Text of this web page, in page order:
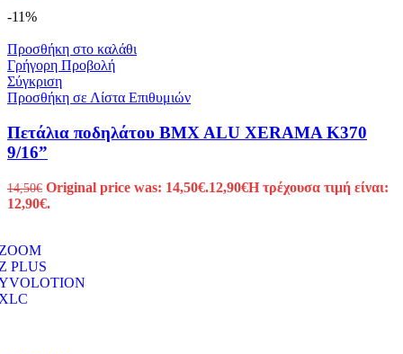
-11%
Προσθήκη στο καλάθι
Γρήγορη Προβολή
Σύγκριση
Προσθήκη σε Λίστα Επιθυμιών
Πετάλια ποδηλάτου BMX ALU XERAMA K370
9/16”
14,50€ Original price was: 14,50€.12,90€Η τρέχουσα τιμή είναι:
12,90€.
PLUS